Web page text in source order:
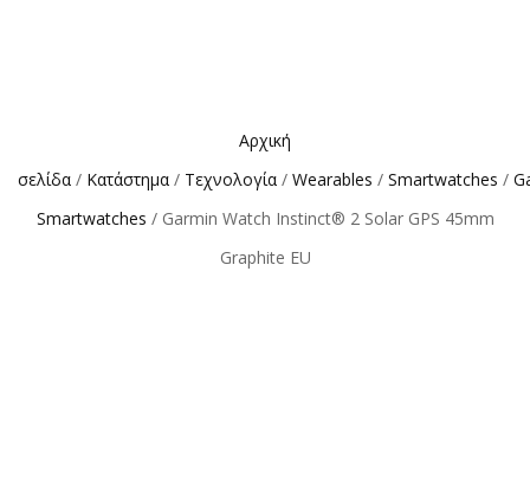
Αρχική
σελίδα / Κατάστημα / Τεχνολογία / Wearables / Smartwatches /
Smartwatches / Garmin Watch Instinct® 2 Solar GPS 45mm
Graphite EU